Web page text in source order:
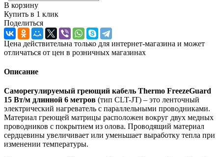
В корзину
Купить в 1 клик
Поделиться
Цена действительна только для интернет-магазина и может
отличаться от цен в розничных магазинах
Описание
Саморегулируемый греющий кабель Thermo FreezeGuard
15 Вт/м длинной 6 метров (тип CLT-JT) – это ленточный
электрический нагреватель с параллельными проводниками.
Материал греющей матрицы расположен вокруг двух медных
проводников с покрытием из олова. Проводящий материал
сердцевины увеличивает или уменьшает выработку тепла при
изменении температуры.